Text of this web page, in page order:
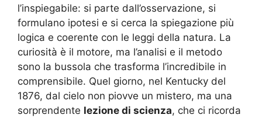
l’inspiegabile: si parte dall’osservazione, si
formulano ipotesi e si cerca la spiegazione più
logica e coerente con le leggi della natura. La
curiosità è il motore, ma l’analisi e il metodo
sono la bussola che trasforma l’incredibile in
comprensibile. Quel giorno, nel Kentucky del
1876, dal cielo non piovve un mistero, ma una
sorprendente lezione di scienza, che ci ricorda